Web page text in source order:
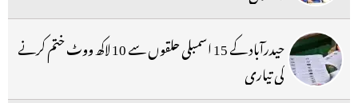
حیدرآباد کے 15 اسمبلی حلقوں سے 10 لاکھ ووٹ ختم کرنے
کی تیاری